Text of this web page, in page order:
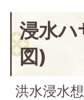
浸水ハ
図)
洪水浸水